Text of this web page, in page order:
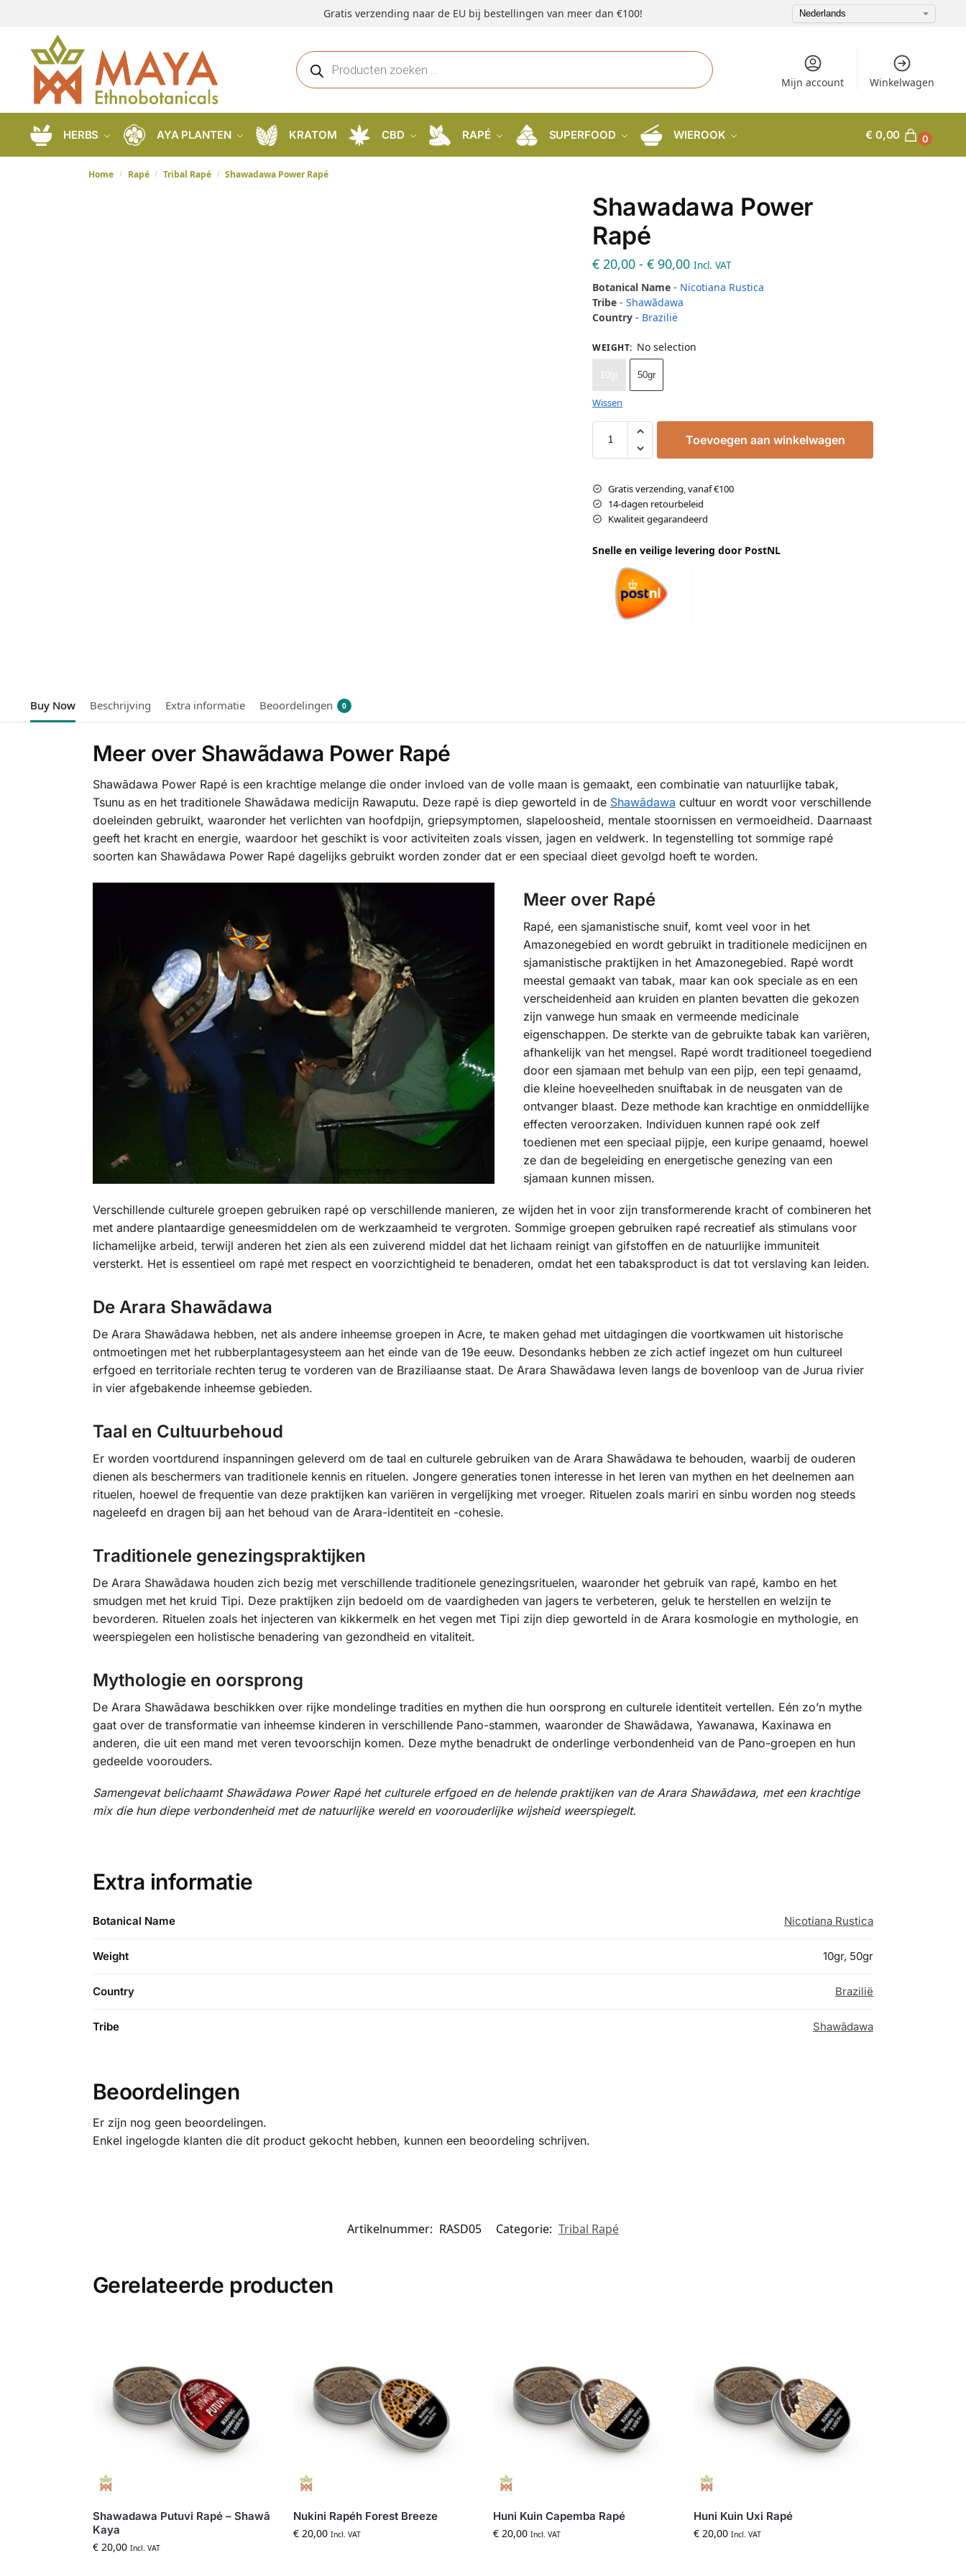
Gratis verzending naar de EU bij bestellingen van meer dan €100!
Mijn account Winkelwagen
HERBS AYA PLANTEN KRATOM CBD RAPÉ SUPERFOOD WIEROOK € 0,00 0
Home / Rapé / Tribal Rapé / Shawadawa Power Rapé
Shawadawa Power
Rapé
€ 20,00 - € 90,00 Incl. VAT
Botanical Name - Nicotiana Rustica
Tribe -Shawãdawa
Country - Brazilië
WEIGHT: No selection
10gr 50gr
Wissen
Toevoegen aan winkelwagen
Gratis verzending, vanaf €100
14-dagen retourbeleid
Kwaliteit gegarandeerd
Snelle en veilige levering door PostNL
Buy Now Beschrijving Extra informatie Beoordelingen 0
Meer over Shawãdawa Power Rapé
Shawãdawa Power Rapé is een krachtige melange die onder invloed van de volle maan is gemaakt, een combinatie van natuurlijke tabak,
Tsunu as en het traditionele Shawãdawa medicijn Rawaputu. Deze rapé is diep geworteld in de Shawãdawa cultuur en wordt voor verschillende
doeleinden gebruikt, waaronder het verlichten van hoofdpijn, griepsymptomen, slapeloosheid, mentale stoornissen en vermoeidheid. Daarnaast
geeft het kracht en energie, waardoor het geschikt is voor activiteiten zoals vissen, jagen en veldwerk. In tegenstelling tot sommige rapé
soorten kan Shawãdawa Power Rapé dagelijks gebruikt worden zonder dat er een speciaal dieet gevolgd hoeft te worden.
Meer over Rapé
Rapé, een sjamanistische snuif, komt veel voor in het
Amazonegebied en wordt gebruikt in traditionele medicijnen en
sjamanistische praktijken in het Amazonegebied. Rapé wordt
meestal gemaakt van tabak, maar kan ook speciale as en een
verscheidenheid aan kruiden en planten bevatten die gekozen
zijn vanwege hun smaak en vermeende medicinale
eigenschappen. De sterkte van de gebruikte tabak kan variëren,
afhankelijk van het mengsel. Rapé wordt traditioneel toegediend
door een sjamaan met behulp van een pijp, een tepi genaamd,
die kleine hoeveelheden snuiftabak in de neusgaten van de
ontvanger blaast. Deze methode kan krachtige en onmiddellijke
effecten veroorzaken. Individuen kunnen rapé ook zelf
toedienen met een speciaal pijpje, een kuripe genaamd, hoewel
ze dan de begeleiding en energetische genezing van een
sjamaan kunnen missen.
Verschillende culturele groepen gebruiken rapé op verschillende manieren, ze wijden het in voor zijn transformerende kracht of combineren het
met andere plantaardige geneesmiddelen om de werkzaamheid te vergroten. Sommige groepen gebruiken rapé recreatief als stimulans voor
lichamelijke arbeid, terwijl anderen het zien als een zuiverend middel dat het lichaam reinigt van gifstoffen en de natuurlijke immuniteit
versterkt. Het is essentieel om rapé met respect en voorzichtigheid te benaderen, omdat het een tabaksproduct is dat tot verslaving kan leiden.
De Arara Shawãdawa
De Arara Shawãdawa hebben, net als andere inheemse groepen in Acre, te maken gehad met uitdagingen die voortkwamen uit historische
ontmoetingen met het rubberplantagesysteem aan het einde van de 19e eeuw. Desondanks hebben ze zich actief ingezet om hun cultureel
erfgoed en territoriale rechten terug te vorderen van de Braziliaanse staat. De Arara Shawãdawa leven langs de bovenloop van de Jurua rivier
in vier afgebakende inheemse gebieden.
Taal en Cultuurbehoud
Er worden voortdurend inspanningen geleverd om de taal en culturele gebruiken van de Arara Shawãdawa te behouden, waarbij de ouderen
dienen als beschermers van traditionele kennis en rituelen. Jongere generaties tonen interesse in het leren van mythen en het deelnemen aan
rituelen, hoewel de frequentie van deze praktijken kan variëren in vergelijking met vroeger. Rituelen zoals mariri en sinbu worden nog steeds
nageleefd en dragen bij aan het behoud van de Arara-identiteit en -cohesie.
Traditionele genezingspraktijken
De Arara Shawãdawa houden zich bezig met verschillende traditionele genezingsrituelen, waaronder het gebruik van rapé, kambo en het
smudgen met het kruid Tipi. Deze praktijken zijn bedoeld om de vaardigheden van jagers te verbeteren, geluk te herstellen en welzijn te
bevorderen. Rituelen zoals het injecteren van kikkermelk en het vegen met Tipi zijn diep geworteld in de Arara kosmologie en mythologie, en
weerspiegelen een holistische benadering van gezondheid en vitaliteit.
Mythologie en oorsprong
De Arara Shawãdawa beschikken over rijke mondelinge tradities en mythen die hun oorsprong en culturele identiteit vertellen. Eén zo’n mythe
gaat over de transformatie van inheemse kinderen in verschillende Pano-stammen, waaronder de Shawãdawa, Yawanawa, Kaxinawa en
anderen, die uit een mand met veren tevoorschijn komen. Deze mythe benadrukt de onderlinge verbondenheid van de Pano-groepen en hun
gedeelde voorouders.
Samengevat belichaamt Shawãdawa Power Rapé het culturele erfgoed en de helende praktijken van de Arara Shawãdawa, met een krachtige
mix die hun diepe verbondenheid met de natuurlijke wereld en voorouderlijke wijsheid weerspiegelt.
Extra informatie
Botanical Name Nicotiana Rustica
Weight 10gr, 50gr
Country Brazilië
Tribe Shawãdawa
Beoordelingen
Er zijn nog geen beoordelingen.
Enkel ingelogde klanten die dit product gekocht hebben, kunnen een beoordeling schrijven.
Artikelnummer: RASD05 Categorie: Tribal Rapé
Gerelateerde producten
Shawadawa Putuvi Rapé – Shawã
Kaya
€20,00 Incl. VAT
Nukini Rapéh Forest Breeze
€20,00 Incl. VAT
Huni Kuin Capemba Rapé
€ 20,00 Incl. VAT
Huni Kuin Uxi Rapé
€ 20,00 Incl. VAT